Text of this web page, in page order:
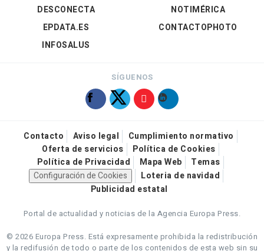
DESCONECTA
EPDATA.ES
INFOSALUS
NOTIMÉRICA
CONTACTOPHOTO
SÍGUENOS
Contacto Aviso legal
Cumplimiento normativo
Oferta de servicios
Política de Cookies
Política de Privacidad
Mapa Web
Temas
Configuración de Cookies
Loteria de navidad
Publicidad estatal
Portal de actualidad y noticias de la Agencia Europa Press.
© 2026 Europa Press. Está expresamente prohibida la redistribución
y la redifusión de todo o parte de los contenidos de esta web sin su